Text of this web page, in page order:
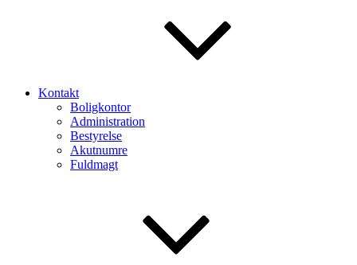
Kontakt
Boligkontor
Administration
Bestyrelse
Akutnumre
Fuldmagt